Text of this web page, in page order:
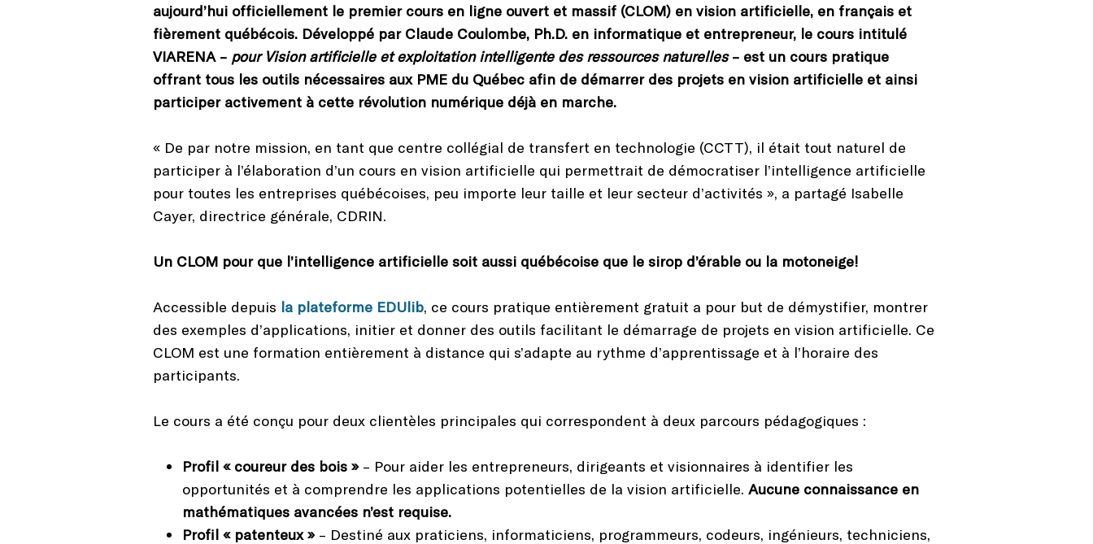
aujourd’hui officiellement le premier cours en ligne ouvert et massif (CLOM) en vision artificielle, en français et
fièrement québécois. Développé par Claude Coulombe, Ph.D. en informatique et entrepreneur, le cours intitulé
VIARENA – pour Vision artificielle et exploitation intelligente des ressources naturelles– est un cours pratique
offrant tous les outils nécessaires aux PME du Québec afin de démarrer des projets en vision artificielle et ainsi
participer activement à cette révolution numérique déjà en marche.
« De par notre mission, en tant que centre collégial de transfert en technologie (CCTT), il était tout naturel de
participer à l’élaboration d’un cours en vision artificielle qui permettrait de démocratiser l’intelligence artificielle
pour toutes les entreprises québécoises, peu importe leur taille et leur secteur d’activités », a partagé Isabelle
Cayer, directrice générale, CDRIN.
Un CLOM pour que l’intelligence artificielle soit aussi québécoise que le sirop d’érable ou la motoneige!
Accessible depuis la plateforme EDUlib, ce cours pratique entièrement gratuit a pour but de démystifier, montrer
des exemples d’applications, initier et donner des outils facilitant le démarrage de projets en vision artificielle. Ce
CLOM est une formation entièrement à distance qui s’adapte au rythme d’apprentissage et à l’horaire des
participants.
Le cours a été conçu pour deux clientèles principales qui correspondent à deux parcours pédagogiques :
Profil « coureur des bois » – Pour aider les entrepreneurs, dirigeants et visionnaires à identifier les
opportunités et à comprendre les applications potentielles de la vision artificielle.Aucune connaissance en
mathématiques avancées n’est requise.
Profil « patenteux »– Destiné aux praticiens, informaticiens, programmeurs, codeurs, ingénieurs, techniciens,